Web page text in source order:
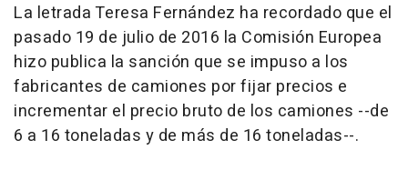
La letrada Teresa Fernández ha recordado que el
pasado 19 de julio de 2016 la Comisión Europea
hizo publica la sanción que se impuso a los
fabricantes de camiones por fijar precios e
incrementar el precio bruto de los camiones --de
6 a 16 toneladas y de más de 16 toneladas--.